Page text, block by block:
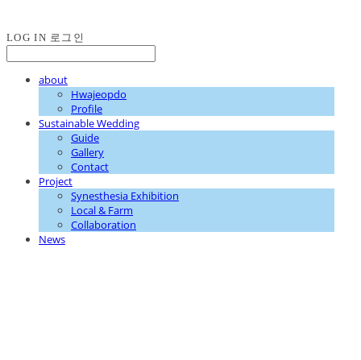
LOG IN 로그인
about
Hwajeopdo
Profile
Sustainable Wedding
Guide
Gallery
Contact
Project
Synesthesia Exhibition
Local & Farm
Collaboration
News